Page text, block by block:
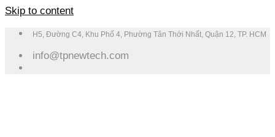
Skip to content
H5, Đường C4, Khu Phố 4, Phường Tân Thới Nhất, Quận 12, TP. HCM
info@tpnewtech.com